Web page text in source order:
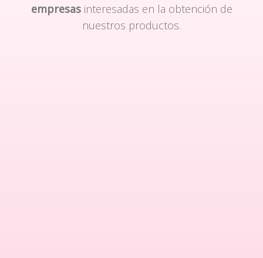
empresasinteresadas en la obtención de
nuestros productos.